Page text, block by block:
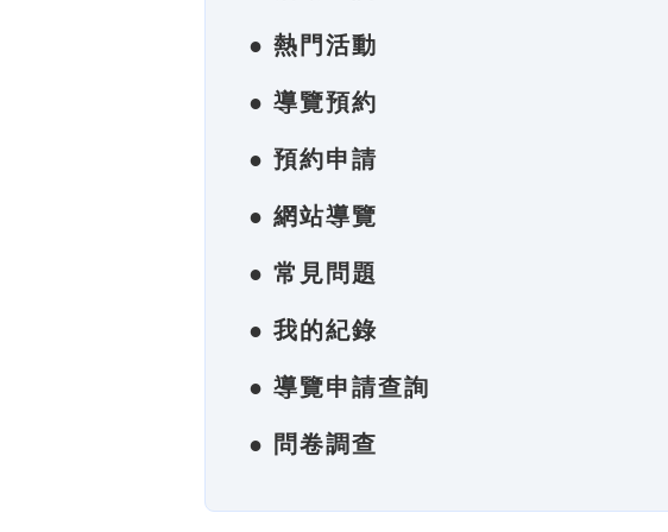
● 熱門活動
● 導覽預約
● 預約申請
● 網站導覽
● 常見問題
● 我的紀錄
● 導覽申請查詢
● 問卷調查